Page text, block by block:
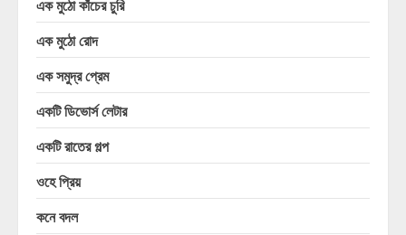
এক মুঠো কাঁচের চুরি
এক মুঠো রোদ
এক সমুদ্র প্রেম
একটি ডিভোর্স লেটার
একটি রাতের গল্প
ওহে প্রিয়
কনে বদল